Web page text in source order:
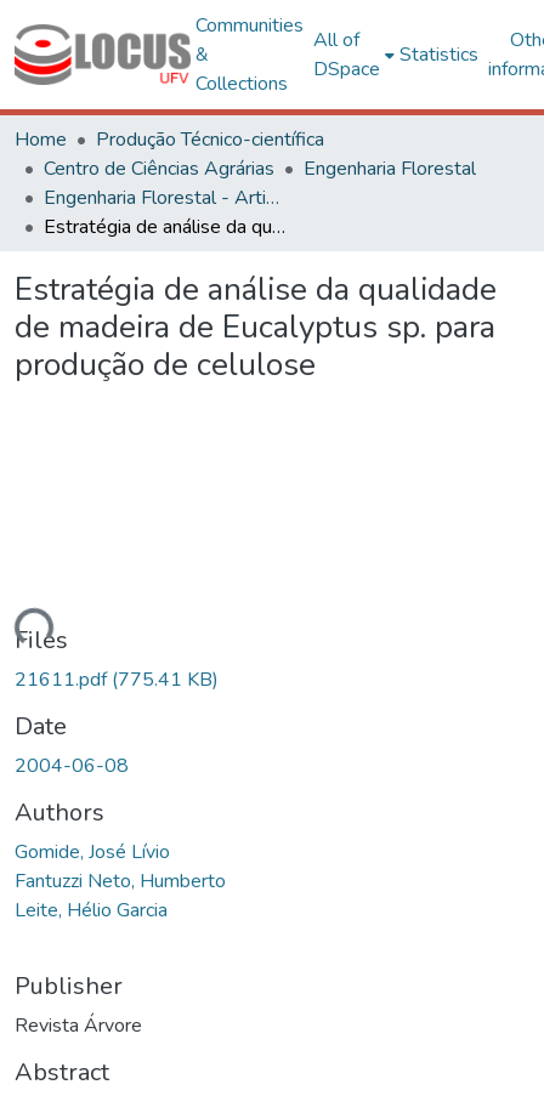
Communities
&
Collections
All of
DSpace
Statistics
Home
Produção Técnico-científica
Centro de Ciências Agrárias
Engenharia Florestal
Engenharia Florestal - Artigos
Estratégia de análise da qualidade de madeira de Eucalyptus sp. para produção de celulose
Estratégia de análise da qualidade
de madeira de Eucalyptus sp. para
produção de celulose
Files
21611.pdf(775.41 KB)
Date
2004-06-08
Authors
Gomide, José Lívio
Fantuzzi Neto, Humberto
Leite, Hélio Garcia
Publisher
Revista Árvore
Abstract